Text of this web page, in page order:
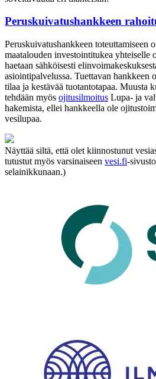
Peruskuivatushankkeen
Peruskuivatushankkeen toteuttamiseen
maatalouden investointitukea yhteiselle
haetaan sähköisesti
asiointipalvelussa. Tuettavan hankkeen
tilaa ja kestävää tuotantotapaa. Muusta
tehdään myös ojitusilmoitus Lupa- ja
hakemista, ellei hankkeella ole
vesilupaa.
Näyttää siltä, että olet kiinnostunut
tutustut myös varsinaiseen vesi.fi-
selainikkunaan.)